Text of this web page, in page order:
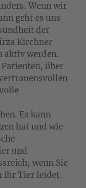
Wenn wir
geht es uns
der
Kirchner
aktiv werden.
über
Es kann
hat und wie
und
wenn Sie
ihr Tier leidet.